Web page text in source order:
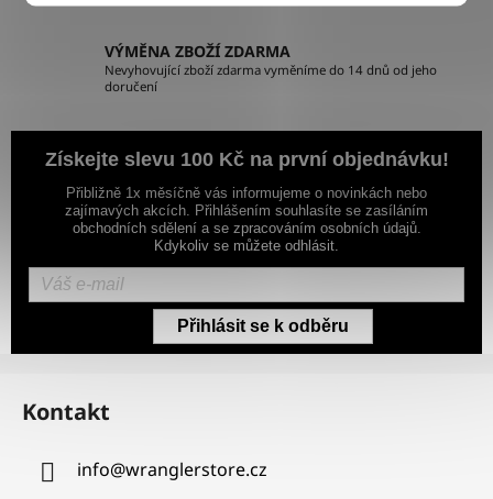
VÝMĚNA ZBOŽÍ ZDARMA
Nevyhovující zboží zdarma vyměníme do 14 dnů od jeho
doručení
Získejte slevu 100 Kč na první objednávku!
Přibližně 1x měsíčně vás informujeme o novinkách nebo
zajímavých akcích. Přihlášením souhlasíte se zasíláním
obchodních sdělení a se zpracováním osobních údajů.
Kdykoliv se můžete odhlásit.
Přihlásit se k odběru
Kontakt
info@wranglerstore.cz